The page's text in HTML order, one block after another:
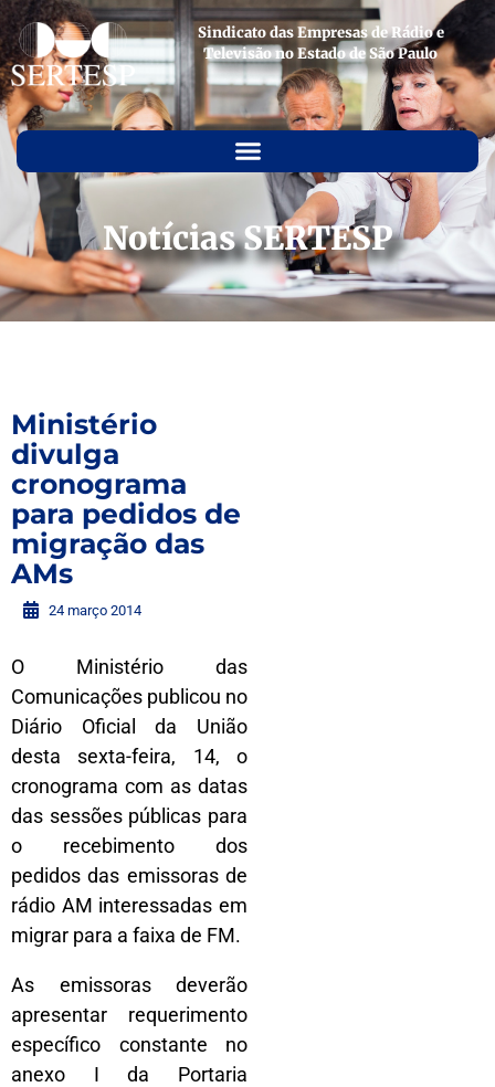
Sindicato das Empresas de Rádio e
Televisão no Estado de São Paulo
Notícias SERTESP
Ministério
divulga
cronograma
para pedidos de
migração das
AMs
24 março 2014
O Ministério das
Comunicações publicou no
Diário Oficial da União
desta sexta-feira, 14, o
cronograma com as datas
das sessões públicas para
o recebimento dos
pedidos das emissoras de
rádio AM interessadas em
migrar para a faixa de FM.
As emissoras deverão
apresentar requerimento
específico constante no
anexo I da Portaria